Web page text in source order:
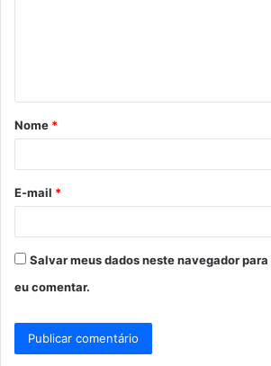
á
r
*
Nome *
E-mail *
Salvar meus dados neste navegador
eu comentar.